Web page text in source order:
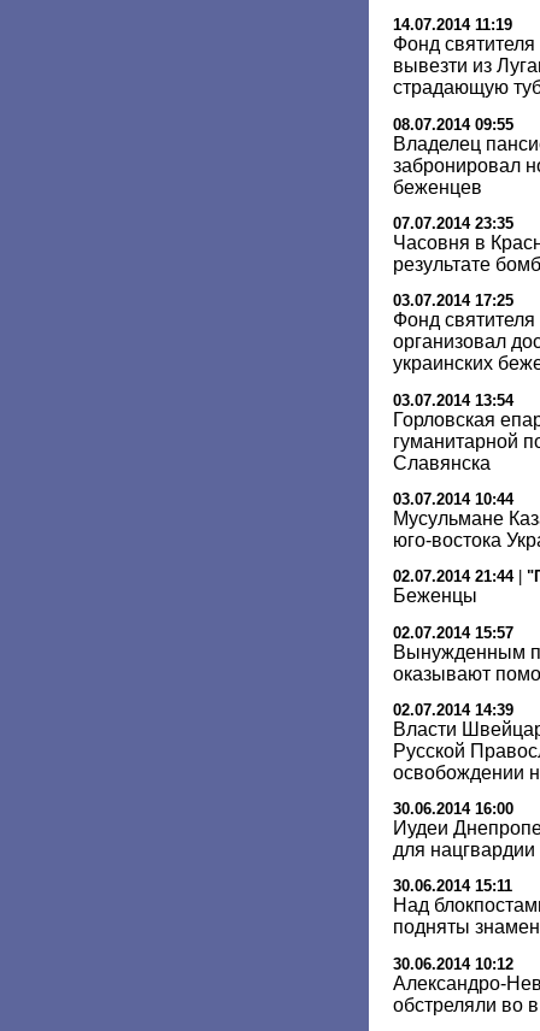
14.07.2014 11:19
Фонд
вывезти из
страдающую
08.07.2014 09:55
Владелец
забронировал
беженцев
07.07.2014 23:35
Часовня в
результате
03.07.2014 17:25
Фонд
организовал
украинских
03.07.2014 13:54
Горловская
гуманитарной
Славянска
03.07.2014 10:44
Мусульмане
юго-востока
02.07.2014 21:44|
Беженцы
02.07.2014 15:57
Вынужденным
оказывают
02.07.2014 14:39
Власти
Русской
освобождении
30.06.2014 16:00
Иудеи
для нацгвардии
30.06.2014 15:11
Над
подняты
30.06.2014 10:12
Александро-
обстреляли во